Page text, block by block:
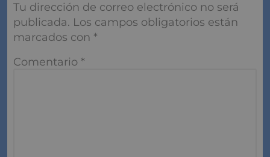
Tu dirección de correo electrónico no será
publicada. Los campos obligatorios están
marcados con *
Comentario *